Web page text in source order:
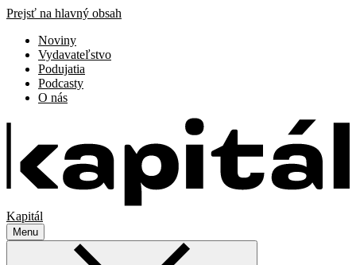
Prejsť na hlavný obsah
Noviny
Vydavateľstvo
Podujatia
Podcasty
O nás
Kapitál
Menu